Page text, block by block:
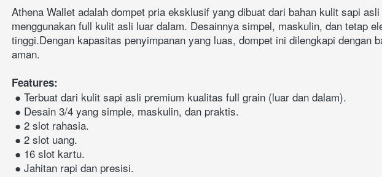
Athena Wallet adalah dompet pria eksklusif yang dibuat dari bahan kulit sapi
menggunakan full kulit asli luar dalam. Desainnya simpel, maskulin, dan tetap
tinggi.Dengan kapasitas penyimpanan yang luas, dompet ini dilengkapi
aman.
Features:
● Terbuat dari kulit sapi asli premium kualitas full grain (luar dan dalam).
● Desain 3/4 yang simple, maskulin, dan praktis.
● 2 slot rahasia.
● 2 slot uang.
● 16 slot kartu.
● Jahitan rapi dan presisi.